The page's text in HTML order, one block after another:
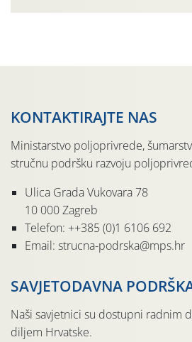
KONTAKTIRAJTE NAS
Ministarstvo poljoprivrede,
stručnu podršku razvoju
Ulica Grada Vukovara 78
10 000 Zagreb
Telefon: ++385 (0)1 6106 692
Email: strucna-podrska@mps.hr
SAVJETODAVNA
Naši savjetnici su dostupni radnim
diljem Hrvatske.